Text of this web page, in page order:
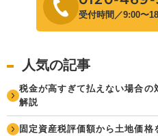
受付時間／9:00〜
人気の記事
税金が高すぎて払えない場合の
解説
固定資産税評価額から土地価格